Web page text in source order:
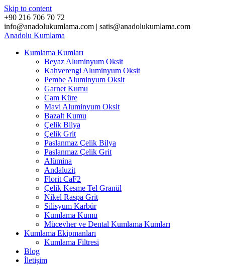
Skip to content
+90 216 706 70 72
info@anadolukumlama.com | satis@anadolukumlama.com
Anadolu Kumlama
Kumlama Kumları
Beyaz Aluminyum Oksit
Kahverengi Aluminyum Oksit
Pembe Aluminyum Oksit
Garnet Kumu
Cam Küre
Mavi Aluminyum Oksit
Bazalt Kumu
Çelik Bilya
Çelik Grit
Paslanmaz Çelik Bilya
Paslanmaz Çelik Grit
Alümina
Andaluzit
Florit CaF2
Çelik Kesme Tel Granül
Nikel Raspa Grit
Silisyum Karbür
Kumlama Kumu
Mücevher ve Dental Kumlama Kumları
Kumlama Ekipmanları
Kumlama Filtresi
Blog
İletişim